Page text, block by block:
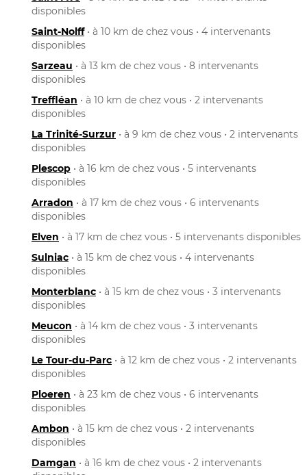
disponibles
Saint-Nolff• à 10 km de chez vous • 4 intervenants
disponibles
Sarzeau • à 13 km de chez vous • 8 intervenants
disponibles
Treffléan • à 10 km de chez vous • 2 intervenants
disponibles
La Trinité-Surzur • à 9 km de chez vous • 2 intervenants
disponibles
Plescop • à 16 km de chez vous • 5 intervenants
disponibles
Arradon • à 17 km de chez vous • 6 intervenants
disponibles
Elven • à 17 km de chez vous • 5 intervenants disponibles
Sulniac • à 15 km de chez vous • 4 intervenants
disponibles
Monterblanc • à 15 km de chez vous • 3 intervenants
disponibles
Meucon • à 14 km de chez vous • 3 intervenants
disponibles
Le Tour-du-Parc • à 12 km de chez vous • 2 intervenants
disponibles
Ploeren • à 23 km de chez vous • 6 intervenants
disponibles
Ambon • à 15 km de chez vous • 2 intervenants
disponibles
Damgan • à 16 km de chez vous • 2 intervenants